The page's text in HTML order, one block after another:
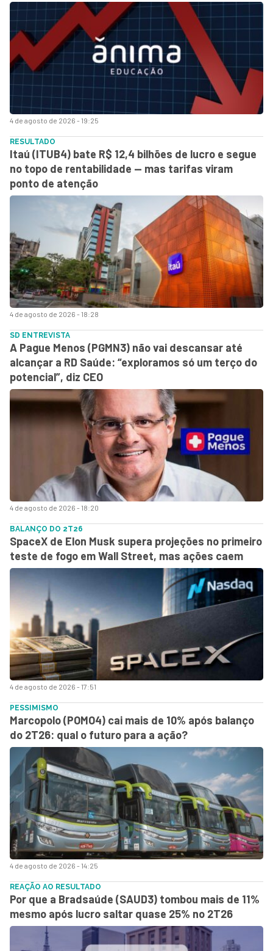
4 de agosto de 2026 - 19:25
4 de agosto de 2026 - 18:28
RESULTADO
Itaú (ITUB4) bate R$ 12,4 bilhões de lucro e segue
no topo de rentabilidade — mas tarifas viram
ponto de atenção
4 de agosto de 2026 - 18:20
SD ENTREVISTA
A Pague Menos (PGMN3) não vai descansar até
alcançar a RD Saúde: “exploramos só um terço do
potencial”, diz CEO
4 de agosto de 2026 - 17:51
BALANÇO DO 2T26
SpaceX de Elon Musk supera projeções no primeiro
teste de fogo em Wall Street, mas ações caem
4 de agosto de 2026 - 14:25
PESSIMISMO
Marcopolo (POMO4) cai mais de 10% após balanço
do 2T26: qual o futuro para a ação?
REAÇÃO AO RESULTADO
Por que a Bradsaúde (SAUD3) tombou mais de 11%
mesmo após lucro saltar quase 25% no 2T26